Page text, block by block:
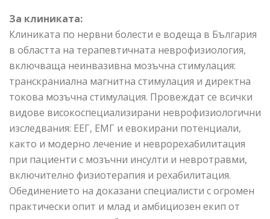
За клиниката:
Клиниката по нервни болести е водеща в България
в областта на терапевтичната неврофизиология,
включваща неинвазивна мозъчна стимулация:
транскраниална магнитна стимулация и директна
токова мозъчна стимулация. Провеждат се всички
видове високоспециализирани неврофизиологични
изследвания: ЕЕГ, ЕМГ и евокирани потенциали,
както и модерно лечение и неврорехабилитация
при пациенти с мозъчни инсулти и невротравми,
включително физиотерапия и рехабилитация.
Обединението на доказани специалисти с огромен
практически опит и млад и амбициозен екип от